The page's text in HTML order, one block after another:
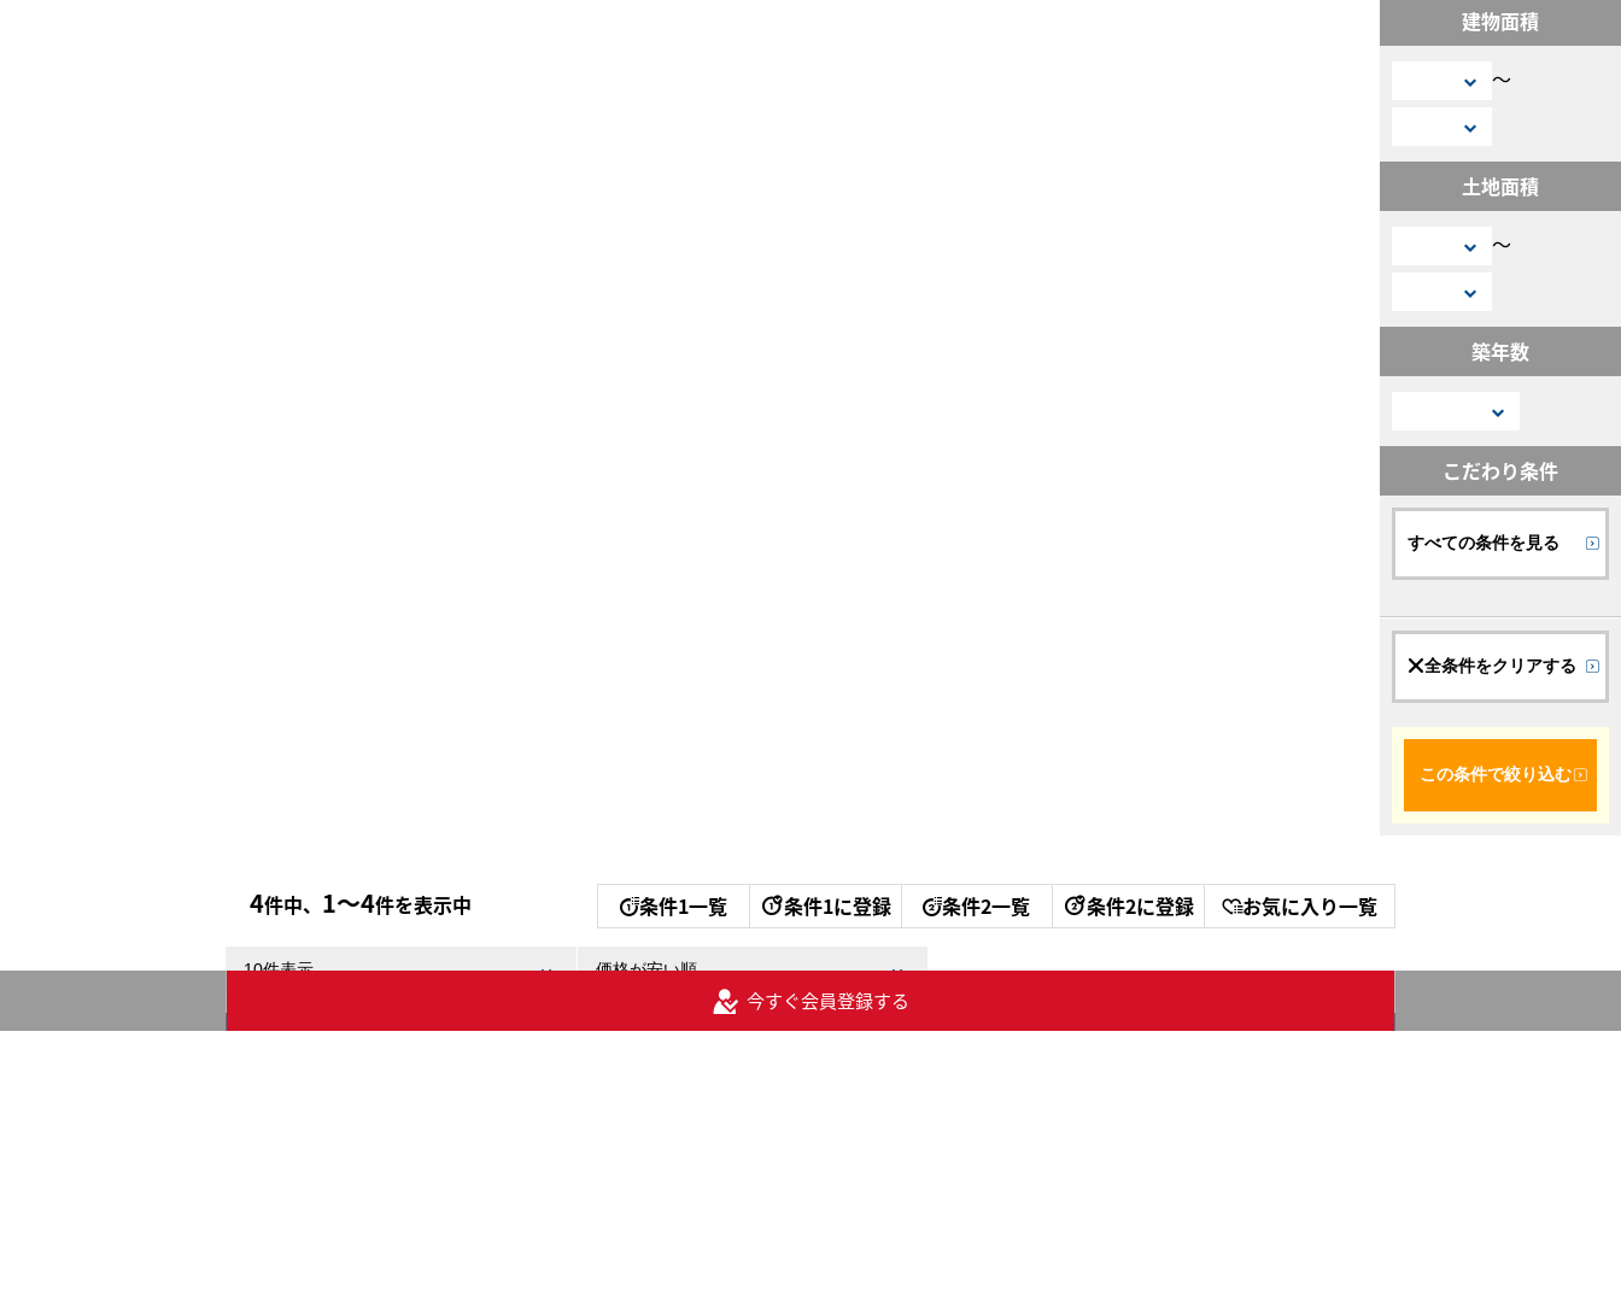
建物面積
〜
土地面積
〜
築年数
こだわり条件
すべての条件を見る
全条件をクリアする
この条件で絞り込む
4件中、 1〜4件を表示中 条件1一覧 条件1に登録 条件2一覧 条件2に登録 お気に入り一覧
今すぐ会員登録する